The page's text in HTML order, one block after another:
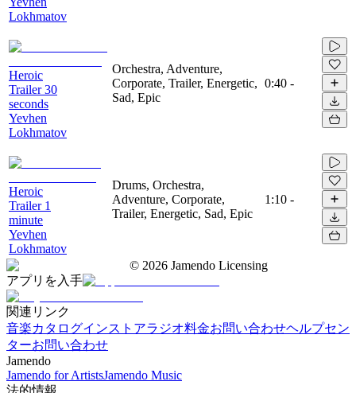
Lokhmatov
Heroic
Trailer 30
seconds
Yevhen
Lokhmatov
Orchestra, Adventure,
Corporate, Trailer, Energetic,
Sad, Epic
0:40 -
Heroic
Trailer 1
minute
Yevhen
Lokhmatov
Drums, Orchestra,
Adventure, Corporate,
Trailer, Energetic, Sad, Epic
1:10 -
© 2026 Jamendo Licensing
アプリを入手
関連リンク
音楽カタログインストアラジオ料金お問い合わせヘルプセン
ターお問い合わせ
Jamendo
Jamendo for ArtistsJamendo Music
法的情報